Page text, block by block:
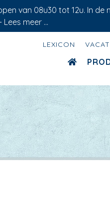
van 08u30 tot 12u. In
Lees meer ...
LEXICON